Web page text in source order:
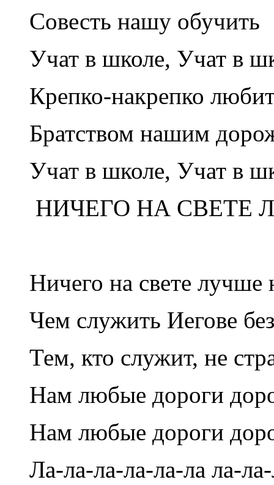
Совесть нашу обучить
Учат в школе, Учат в
Крепко-накрепко
Братством нашим
Учат в школе, Учат в
НИЧЕГО НА СВЕТЕ
Ничего на свете лучше
Чем служить Иегове
Тем, кто служит, не
Нам любые дороги
Нам любые дороги
Ла-ла-ла-ла-ла-ла ла-